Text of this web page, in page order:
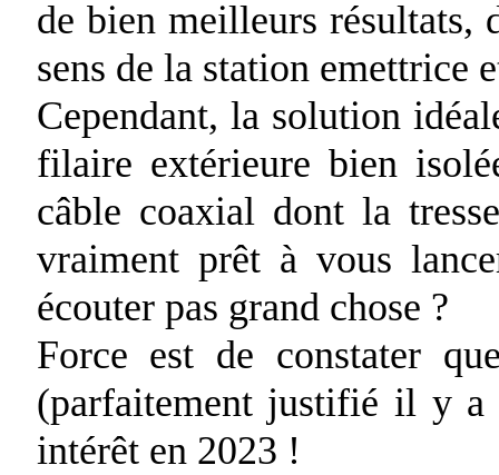
de bien meilleurs résultats,
sens de la station emettrice
Cependant, la solution
filaire extérieure bien
câble coaxial dont la
vraiment prêt à vous
écouter pas grand chose ?
Force est de constater
(parfaitement justifié il y a
intérêt en 2023 !